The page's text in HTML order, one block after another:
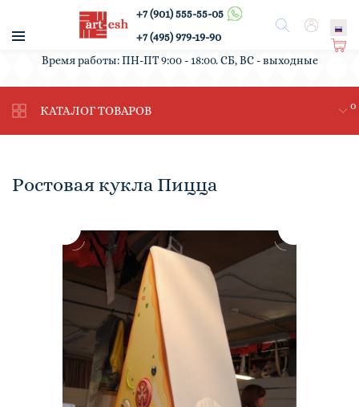
Поиск
+7 (901) 555-55-05
+7 (495) 979-19-90
Ко
ин
а
0
Вход
/
Время работы: ПН-ПТ 9:00 - 18:00. СБ, ВС - выходные
КАТАЛОГ ТОВАРОВ
Ростовая кукла Пицца